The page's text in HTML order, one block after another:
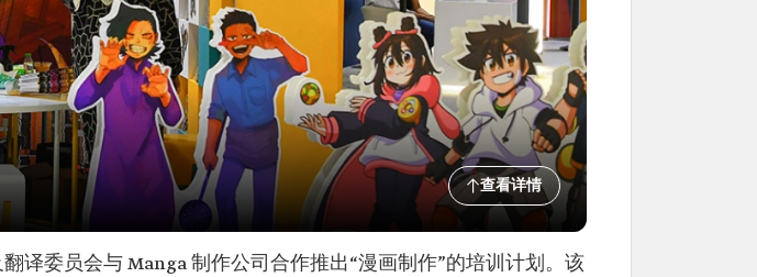
查看详情
译委员会与 Manga 制作公司合作推出“漫画制作”的培训计划。该